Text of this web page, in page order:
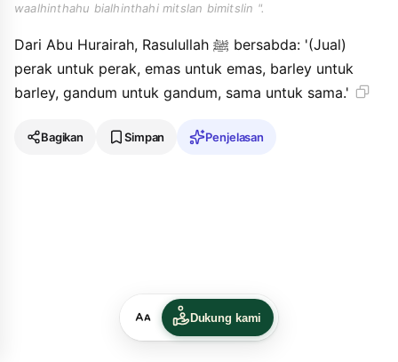
waalhinthahu bialhinthahi mitslan bimitslin ".
Dari Abu Hurairah, Rasulullah ﷺ bersabda: '(Jual)
perak untuk perak, emas untuk emas, barley untuk
barley, gandum untuk gandum, sama untuk sama.'
Bagikan Simpan Penjelasan
Dukung kami